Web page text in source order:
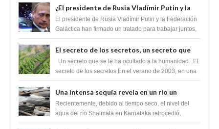
¿El presidente de Rusia Vladímir Putin y la
Federación Galactica han firmado un
tratado para acabar con los Sionistas?
El presidente de Rusia Vladímir Putin y la Federación
Galáctica han firmado un tratado para trabajar juntos,
El secreto de los secretos, un secreto que
cambiaría por completo el destino de la
humanidad
Un secreto que se le ha ocultado a la humanidad El
secreto de los secretos En el verano de 2003, en una
Una intensa sequía revela en un río un
impresionante hallazgo de miles de Shiva
Lingas
Recientemente, debido al tiempo seco, el nivel del
agua del río Shalmala en Karnataka retrocedió,